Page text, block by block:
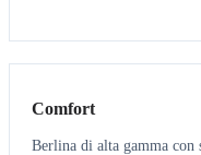
3 3
Comfort
Berlina di alta gamma con